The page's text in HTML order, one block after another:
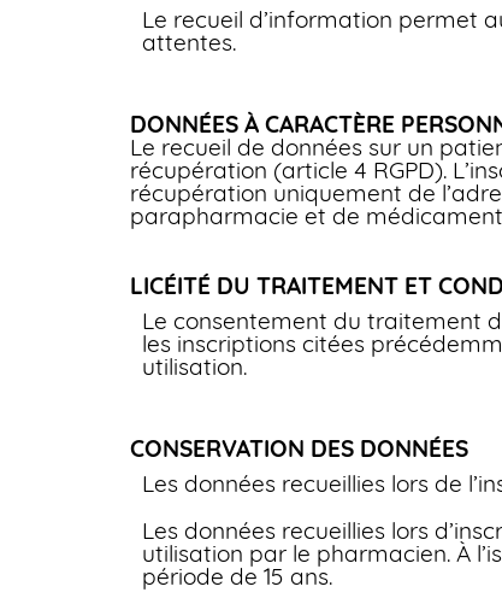
Le recueil d’information permet
attentes.
DONNÉES À CARACTÈRE
Le recueil de données sur un
récupération (article 4 RGPD).
récupération uniquement de
parapharmacie et de
LICÉITÉ DU TRAITEMENT ET
Le consentement du traitement
les inscriptions citées
utilisation.
CONSERVATION DES DONNÉES
Les données recueillies lors de
Les données recueillies lors
utilisation par le pharmacien. À
période de 15 ans.